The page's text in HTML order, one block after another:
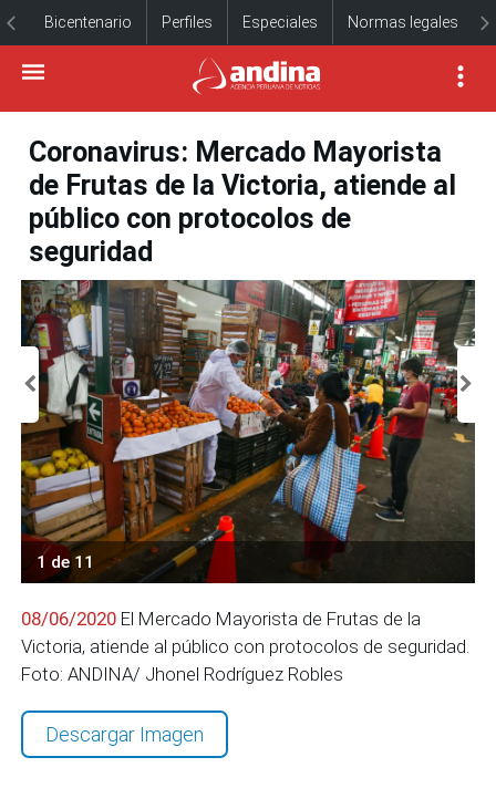
Bicentenario Perfiles Especiales Normas legales
Coronavirus: Mercado Mayorista
de Frutas de la Victoria, atiende al
público con protocolos de
seguridad
1 de 11
08/06/2020 El Mercado Mayorista de Frutas de la
Victoria, atiende al público con protocolos de seguridad.
Foto: ANDINA/ Jhonel Rodríguez Robles
Descargar Imagen